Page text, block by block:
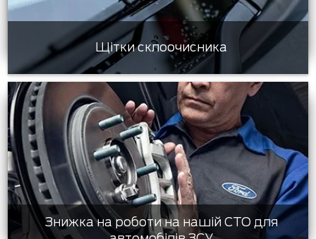
Щітки склоочисника
Знижка на роботи на нашій СТО для